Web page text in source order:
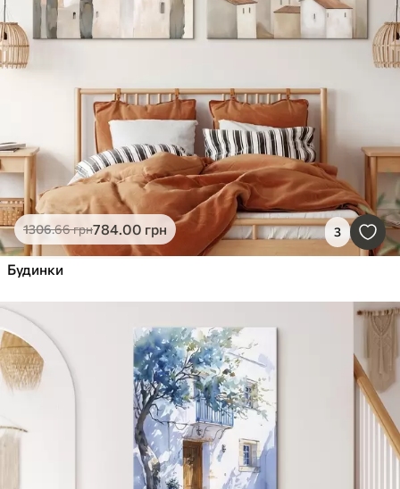
1306.66грн784.00 грн 3
Будинки